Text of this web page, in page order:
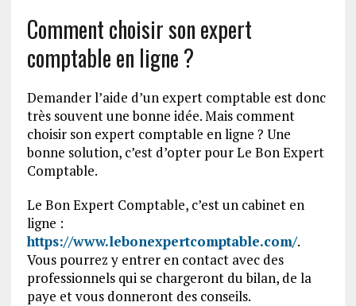
Comment choisir son expert
comptable en ligne ?
Demander l’aide d’un expert comptable est donc
très souvent une bonne idée. Mais comment
choisir son expert comptable en ligne ? Une
bonne solution, c’est d’opter pour Le Bon Expert
Comptable.
Le Bon Expert Comptable, c’est un cabinet en
ligne :
https://www.lebonexpertcomptable.com/.
Vous pourrez y entrer en contact avec des
professionnels qui se chargeront du bilan, de la
paye et vous donneront des conseils.